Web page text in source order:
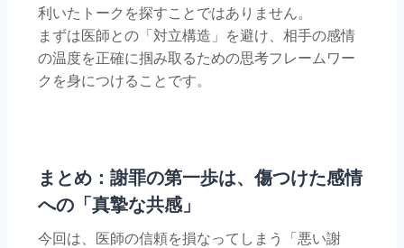
利いたトークを探すことではありません。
まずは医師との「対立構造」を避け、相手の感情
の温度を正確に掴み取るための思考フレームワー
クを身につけることです。
まとめ：謝罪の第一歩は、傷つけた感情
への「真摯な共感」
今回は、医師の信頼を損なってしまう「悪い謝